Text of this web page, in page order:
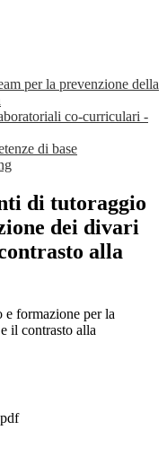
per la prevenzione della
co-curriculari -
di base
di tutoraggio
dei divari
alla
formazione per la
il contrasto alla